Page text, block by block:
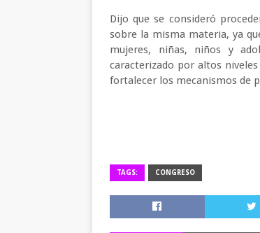
Dijo que se consideró
sobre la misma materia, ya
mujeres, niñas, niños y
caracterizado por altos
fortalecer los mecanismos de
TAGS: CONGRESO